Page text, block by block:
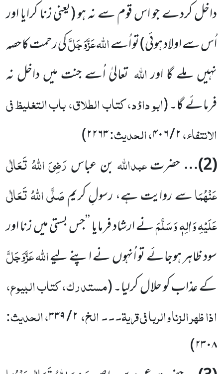
داخل کردے جو اس قوم سے نہ ہو(یعنی زنا کرایا اور
اُس سے اولاد ہوئی)تو اُسےاللہ عَزَّوَجَلَّکی رحمت کا حصہ
نہیں ملے گا اوراللہ تعالیٰ اُسے جنت میں داخل نہ
فرمائے گا۔(ابو داؤد، کتاب الطلاق، باب التغلیظ فی
الانتفاء،۲ / ۴۰۶ ، الحدیث:۲۲۶۳)
(
2
)…حضرتعبداللہ بن عباسرَضِیَ اللہُ تَعَالٰی
عَنْہُمَاسے روایت ہے، رسولِ کریمصَلَّی اللہُ تَعَالٰی
عَلَیْہِ وَاٰلِہٖ وَسَلَّمَنے ارشاد فرمایا ’’جس بستی میں زنا اور
سود ظاہر ہوجائے تو اُنہوں نے اپنے لیےاللہعَزَّوَجَلَّ
کے عذاب کو حلال کرلیا۔(مستدرک، کتاب البیوع،
اذا ظہر الزنا والربا فی قریۃ۔۔۔ الخ،۲ / ۳۳۹ ، الحدیث:
۲۳۰۸)